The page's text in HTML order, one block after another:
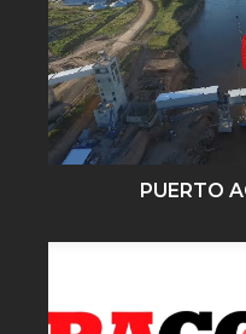
PUERTO